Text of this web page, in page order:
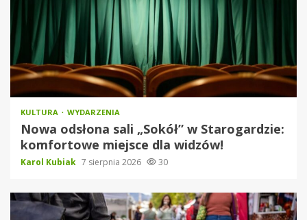
KULTURA WYDARZENIA
Nowa odsłona sali „Sokół” w Starogardzie:
komfortowe miejsce dla widzów!
Karol Kubiak 7 sierpnia 2026 30